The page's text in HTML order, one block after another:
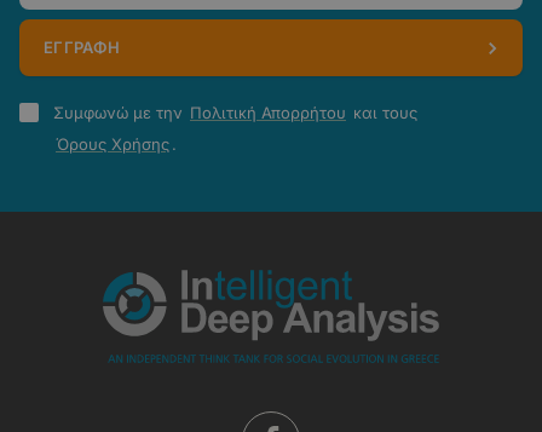
ΕΓΓΡΑΦΗ
Πολιτική
Απορρήτου
Συμφωνώ με την Πολιτική Απορρήτου και τους
Όρους Χρήσης.